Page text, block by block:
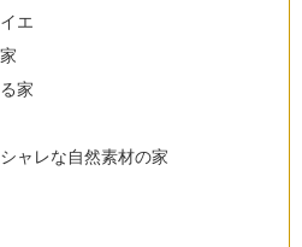
エ
家
ャレな自然素材の家